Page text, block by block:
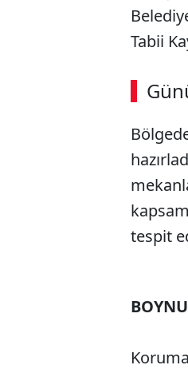
Tabii
tespit